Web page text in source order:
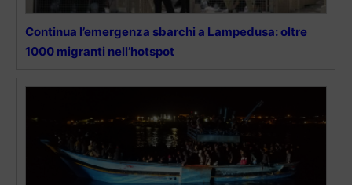
Continua l’emergenza sbarchi a Lampedusa: oltre
1000 migranti nell’hotspot